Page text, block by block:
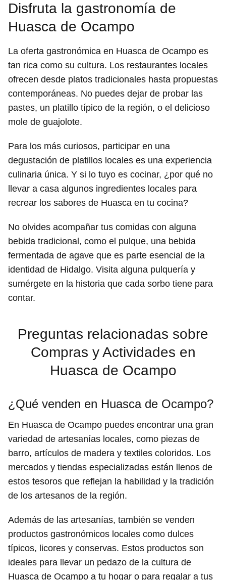
Disfruta la gastronomía de
Huasca de Ocampo
La oferta gastronómica en Huasca de Ocampo es
tan rica como su cultura. Los restaurantes locales
ofrecen desde platos tradicionales hasta propuestas
contemporáneas. No puedes dejar de probar las
pastes, un platillo típico de la región, o el delicioso
mole de guajolote.
Para los más curiosos, participar en una
degustación de platillos locales es una experiencia
culinaria única. Y si lo tuyo es cocinar, ¿por qué no
llevar a casa algunos ingredientes locales para
recrear los sabores de Huasca en tu cocina?
No olvides acompañar tus comidas con alguna
bebida tradicional, como el pulque, una bebida
fermentada de agave que es parte esencial de la
identidad de Hidalgo. Visita alguna pulquería y
sumérgete en la historia que cada sorbo tiene para
contar.
Preguntas relacionadas sobre
Compras y Actividades en
Huasca de Ocampo
¿Qué venden en Huasca de Ocampo?
En Huasca de Ocampo puedes encontrar una gran
variedad de artesanías locales, como piezas de
barro, artículos de madera y textiles coloridos. Los
mercados y tiendas especializadas están llenos de
estos tesoros que reflejan la habilidad y la tradición
de los artesanos de la región.
Además de las artesanías, también se venden
productos gastronómicos locales como dulces
típicos, licores y conservas. Estos productos son
ideales para llevar un pedazo de la cultura de
Huasca de Ocampo a tu hogar o para regalar a tus